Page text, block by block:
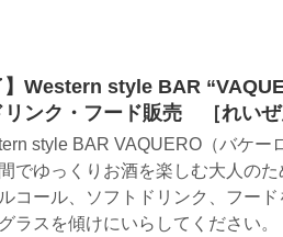
】Western style BAR
リンク・フード販売 ［れい
style BAR VAQUERO（バケ
でゆっくりお酒を楽しむ大人の
コール、ソフトドリンク、フー
ラスを傾けにいらしてください。